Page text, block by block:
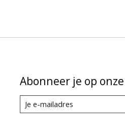
Abonneer je op